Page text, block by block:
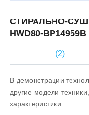
СТИРАЛЬНО-
HWD80-BP14959B
(2)
В демонстрации
другие модели
характеристики.